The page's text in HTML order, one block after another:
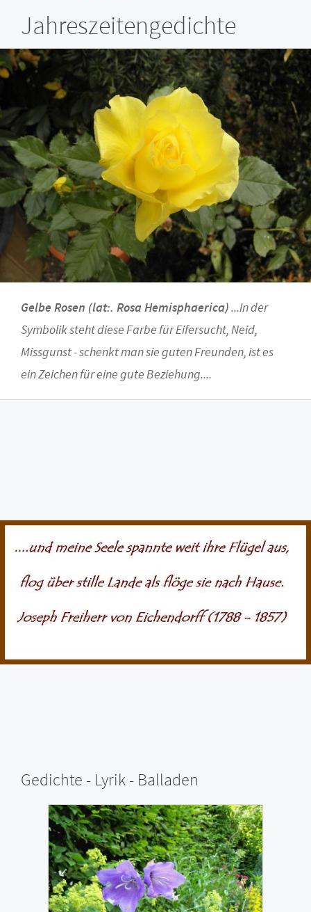
Jahreszeitengedichte
Gelbe Rosen (lat:. Rosa Hemisphaerica)...in der
Symbolik steht diese Farbe für Eifersucht, Neid,
Missgunst - schenkt man sie guten Freunden, ist es
ein Zeichen für eine gute Beziehung....
Gedichte - Lyrik - Balladen